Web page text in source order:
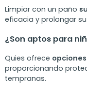
Limpiar con un paño
eficacia y prolongar
¿Son aptos para
Quies ofrece
proporcionando
tempranas.